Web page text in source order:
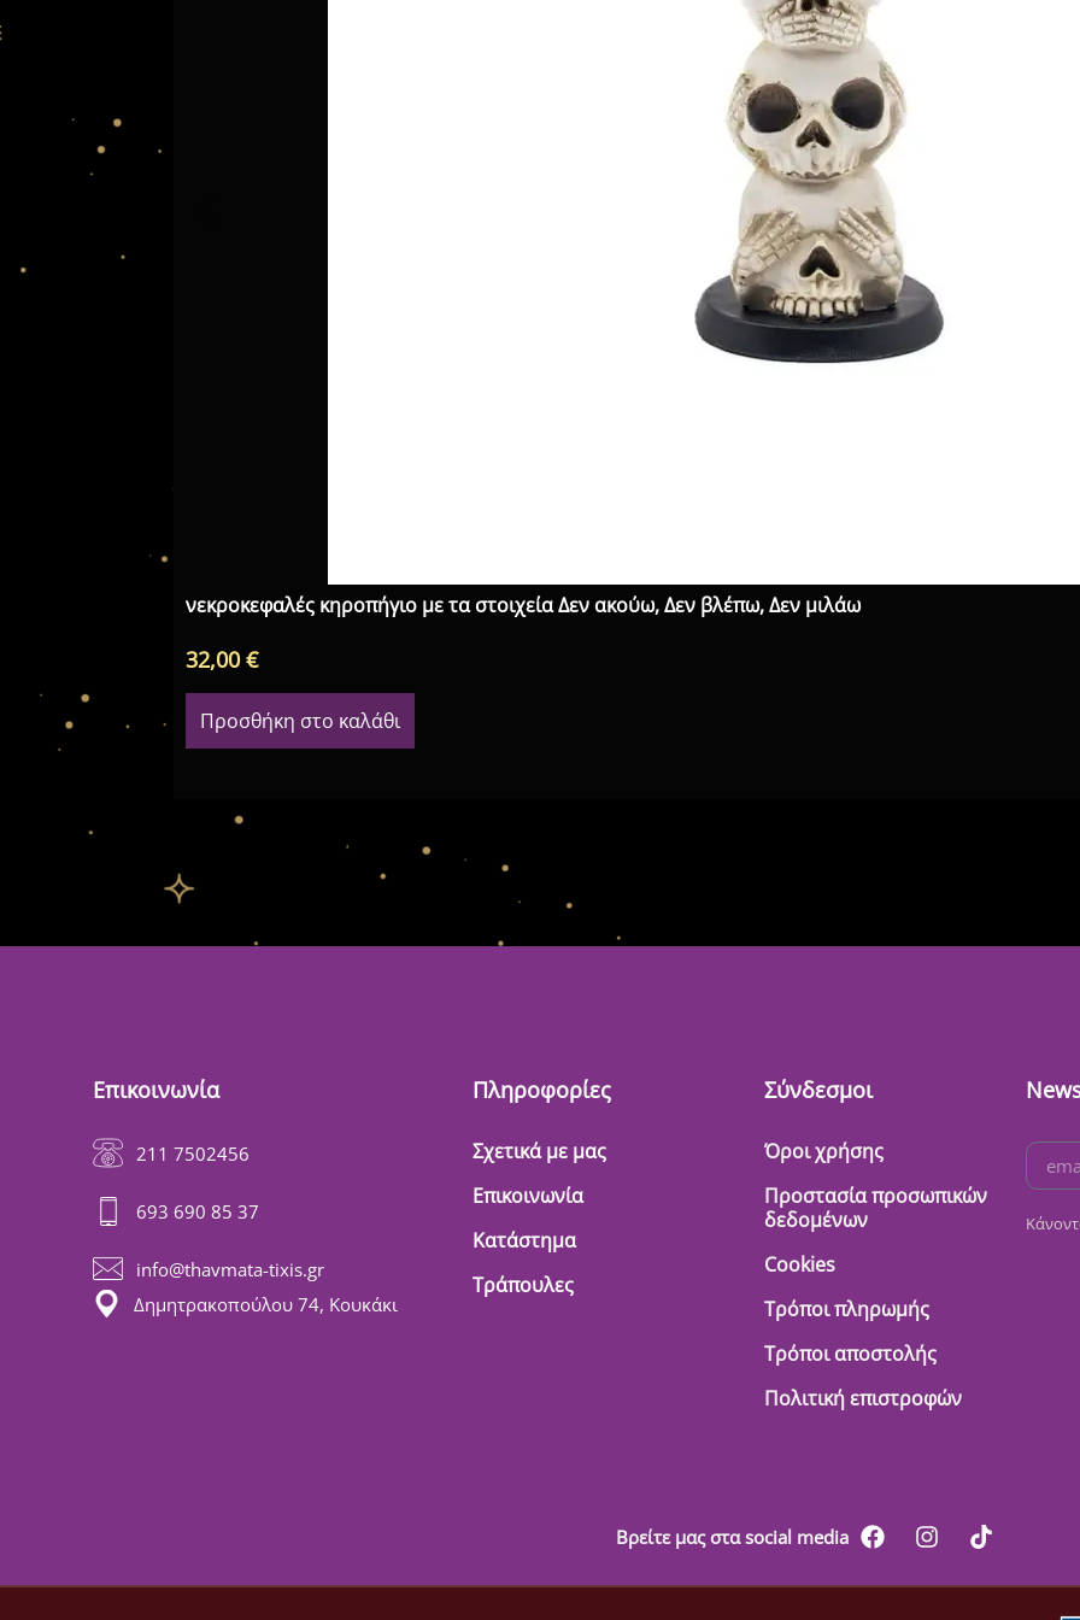
νεκροκεφαλές κηροπήγιο με τα στοιχεία Δεν ακούω, Δεν βλέπω, Δεν μιλάω
32,00€
Προσθήκη στο καλάθι
Επικοινωνία
211 7502456
693 690 85 37
info@thavmata-tixis.gr
Δημητρακοπούλου 74, Κουκάκι
Πληροφορίες
Σχετικά με μας
Επικοινωνία
Κατάστημα
Τράπουλες
Σύνδεσμοι
Όροι χρήσης
Προστασία προσωπικών
δεδομένων
Cookies
Τρόποι πληρωμής
Τρόποι αποστολής
Πολιτική επιστροφών
Βρείτε μας στα social media